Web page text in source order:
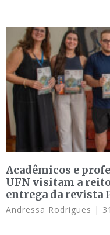
Acadêmicos e
UFN visitam a
entrega da revista
Andressa Rodrigues